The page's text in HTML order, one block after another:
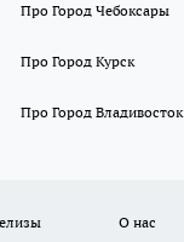
Про Город Чебоксары
Про Город Курск
Про Город Владивосток
О нас